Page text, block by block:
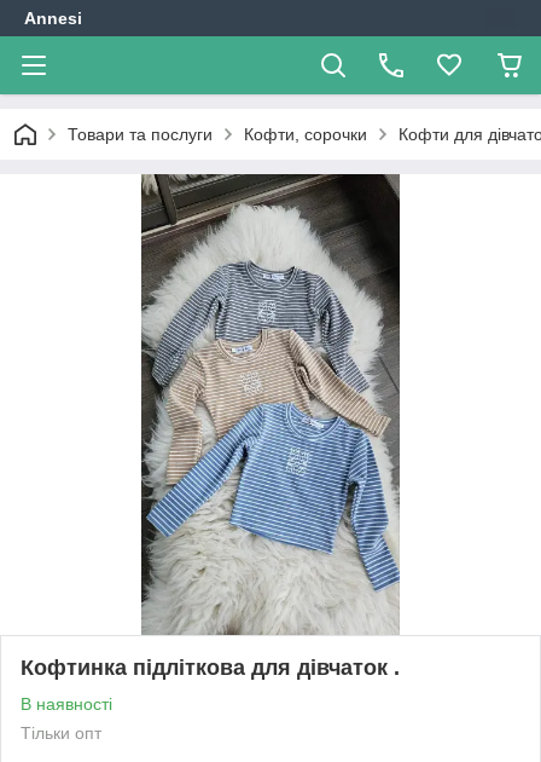
Annesi
Товари та послуги Кофти, сорочки Кофти для
Кофтинка підліткова для дівчаток .
В наявності
Тільки опт